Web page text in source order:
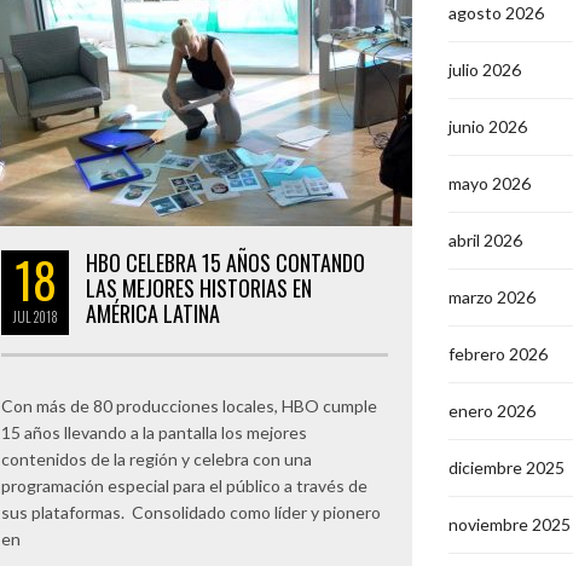
18
JUL 2018
HBO CELEBRA 15 AÑOS CONTANDO
LAS MEJORES HISTORIAS EN
AMÉRICA LATINA
Con más de 80 producciones locales, HBO cumple
15 años llevando a la pantalla los mejores
contenidos de la región y celebra con una
programación especial para el público a través de
sus plataformas. Consolidado como líder y pionero
en
agosto 2026
julio 2026
junio 2026
mayo 2026
abril 2026
marzo 2026
febrero 2026
enero 2026
diciembre 2025
noviembre 2025